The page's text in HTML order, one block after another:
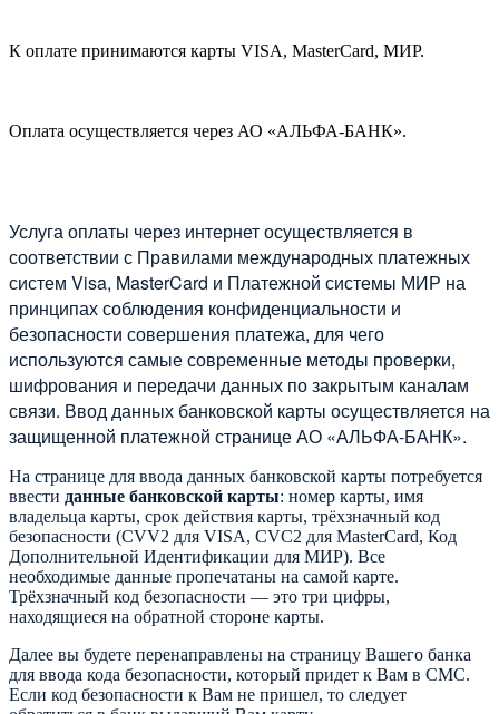
К оплате принимаются карты VISA, MasterCard, МИР.
Оплата осуществляется через АО «АЛЬФА-БАНК».
Услуга оплаты через интернет осуществляется в
соответствии с Правилами международных платежных
систем Visa, MasterCard и Платежной системы МИР на
принципах соблюдения конфиденциальности и
безопасности совершения платежа, для чего
используются самые современные методы проверки,
шифрования и передачи данных по закрытым каналам
связи. Ввод данных банковской карты осуществляется на
защищенной платежной странице АО «АЛЬФА-БАНК».
На странице для ввода данных банковской карты потребуется
ввести данные банковской карты: номер карты, имя
владельца карты, срок действия карты, трёхзначный код
безопасности (CVV2 для VISA, CVC2 для MasterCard, Код
Дополнительной Идентификации для МИР). Все
необходимые данные пропечатаны на самой карте.
Трёхзначный код безопасности — это три цифры,
находящиеся на обратной стороне карты.
Далее вы будете перенаправлены на страницу Вашего банка
для ввода кода безопасности, который придет к Вам в СМС.
Если код безопасности к Вам не пришел, то следует